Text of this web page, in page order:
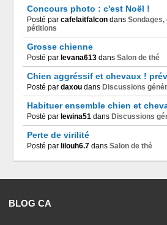
Concours photo : c'est Noël !
Posté par cafelaitfalcon dans
pétitions
Grosse chienne
Posté par levana613 dans Salon de thé
Chien aggréssif et chevaux !
Posté par daxou dans Discussions
Habituer ensemble chien et
Posté par lewina51 dans Discussions
Perte de virilité
Posté par lilouh6.7 dans Salon de thé
BLOG CA